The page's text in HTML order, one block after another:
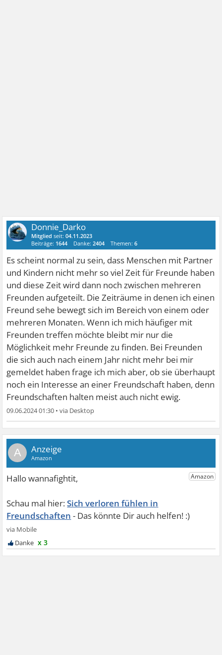
Donnie_Darko
Mitglied seit:04.11.2023
Beiträge: 1644 Danke:2404 Themen:6
Es scheint normal zu sein, dass Menschen mit Partner
und Kindern nicht mehr so viel Zeit für Freunde haben
und diese Zeit wird dann noch zwischen mehreren
Freunden aufgeteilt. Die Zeiträume in denen ich einen
Freund sehe bewegt sich im Bereich von einem oder
mehreren Monaten. Wenn ich mich häufiger mit
Freunden treffen möchte bleibt mir nur die
Möglichkeit mehr Freunde zu finden. Bei Freunden
die sich auch nach einem Jahr nicht mehr bei mir
gemeldet haben frage ich mich aber, ob sie überhaupt
noch ein Interesse an einer Freundschaft haben, denn
Freundschaften halten meist auch nicht ewig.
09.06.2024 01:30 •
A
Sich verloren fühlen in
Freundschaften
x 3